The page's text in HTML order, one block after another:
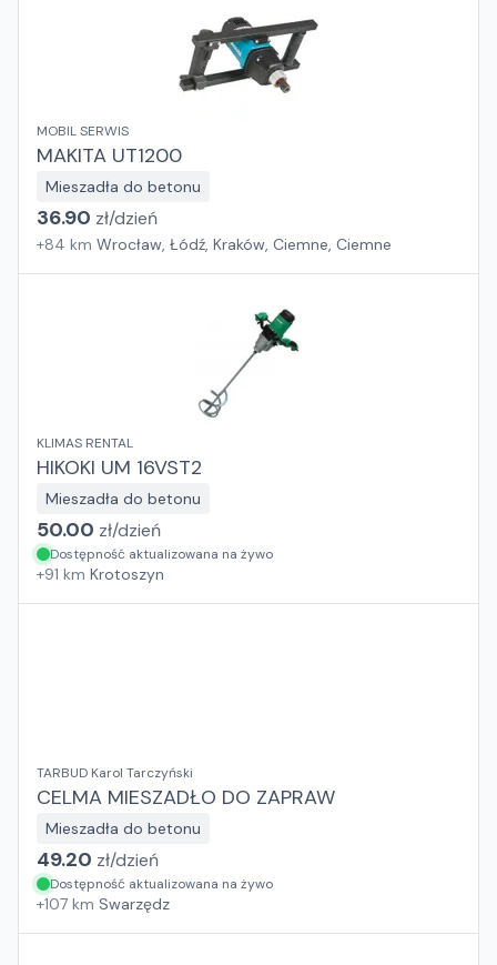
MOBIL SERWIS
MAKITA UT1200
Mieszadła do betonu
36.90 zł/dzień
+84 km Wrocław, Łódź, Kraków, Ciemne, Ciemne
KLIMAS RENTAL
HIKOKI UM 16VST2
Mieszadła do betonu
50.00 zł/dzień
Dostępność aktualizowana na żywo
+91 km Krotoszyn
TARBUD Karol Tarczyński
CELMA MIESZADŁO DO ZAPRAW
Mieszadła do betonu
49.20 zł/dzień
Dostępność aktualizowana na żywo
+107 km Swarzędz